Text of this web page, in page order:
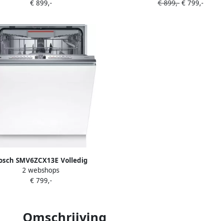
€ 899,-
integreerbaar
€ 899,-€ 799,-
SMV6ZCX13E Volledig
Inbouw Vaatwasser 60
Energielabel B 14 Couverts
2 webshops
€ 799,-
Omschrijving